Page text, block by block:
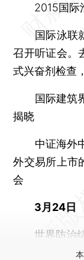
2015国际滑
国际泳联就
召开听证会。
式兴奋剂检查
国际建筑界
揭晓
中证海外中
外交易所上市
会
3月24日
世界防治结